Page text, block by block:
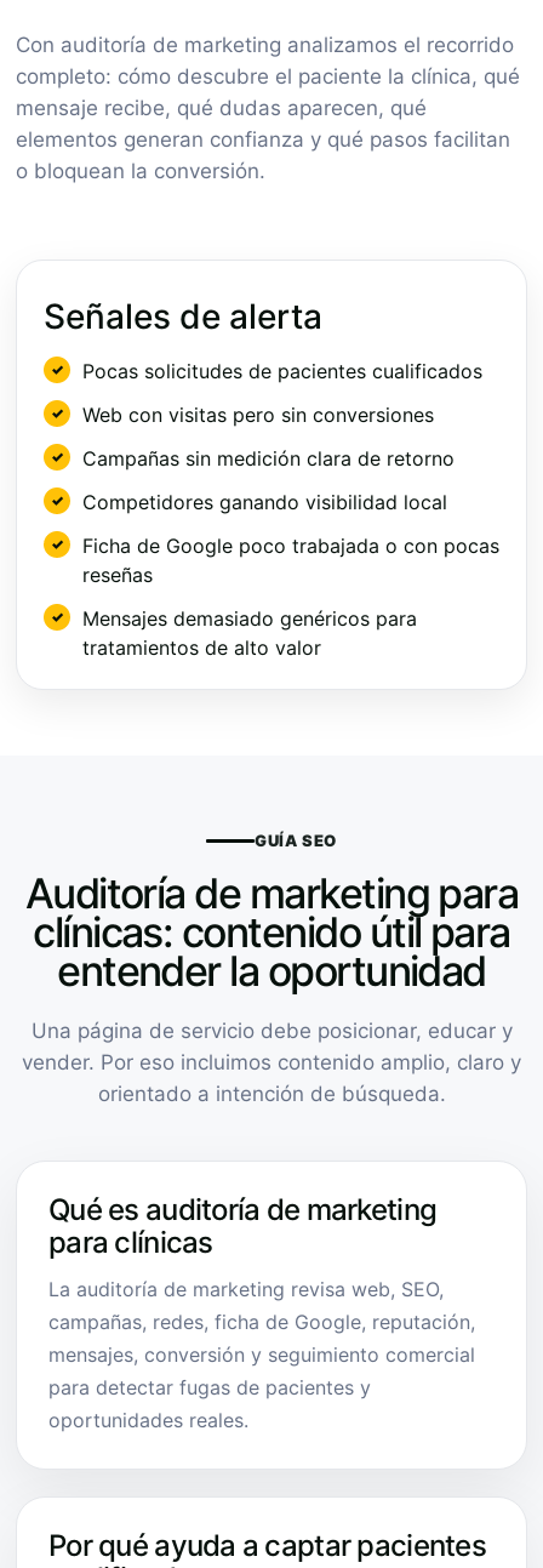
Con auditoría de marketing analizamos el recorrido
completo: cómo descubre el paciente la clínica, qué
mensaje recibe, qué dudas aparecen, qué
elementos generan confianza y qué pasos facilitan
o bloquean la conversión.
Señales de alerta
Pocas solicitudes de pacientes cualificados
Web con visitas pero sin conversiones
Campañas sin medición clara de retorno
Competidores ganando visibilidad local
Ficha de Google poco trabajada o con pocas
reseñas
Mensajes demasiado genéricos para
tratamientos de alto valor
GUÍA SEO
Auditoría de marketing para
clínicas: contenido útil para
entender la oportunidad
Una página de servicio debe posicionar, educar y
vender. Por eso incluimos contenido amplio, claro y
orientado a intención de búsqueda.
Qué es auditoría de marketing
para clínicas
La auditoría de marketing revisa web, SEO,
campañas, redes, ficha de Google, reputación,
mensajes, conversión y seguimiento comercial
para detectar fugas de pacientes y
oportunidades reales.
Por qué ayuda a captar pacientes